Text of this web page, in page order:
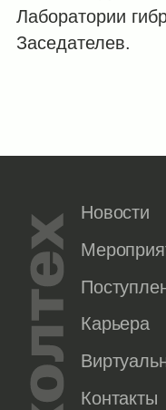
Лаборатории
Заседателев.
Новости
Карьера
Контакты